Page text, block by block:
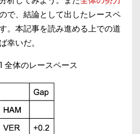
で、結論として出したレースペ
。本記事を読み進める上での道
幸いだ。
全体のレースペース